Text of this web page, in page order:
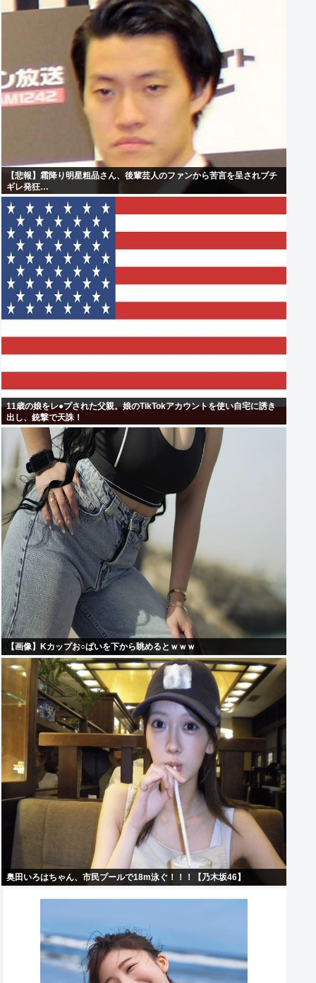
【悲報】霜降り明星粗品さん、後輩芸人のファンから苦言を呈されブチ
ギレ発狂…
11歳の娘をレ●プされた父親。娘のTikTokアカウントを使い自宅に誘き
出し、銃撃で天誅！
【画像】Kカップお○ぱいを下から眺めるとｗｗｗ
奥田いろはちゃん、市民プールで18m泳ぐ！！！【乃木坂46】